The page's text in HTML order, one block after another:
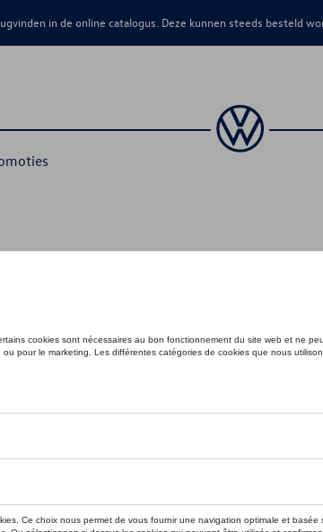
in de online catalogus. Deze kunnen steeds besteld
(PR 3GA)
Dit product is momenteel niet op stock
Contacteer uw dealer